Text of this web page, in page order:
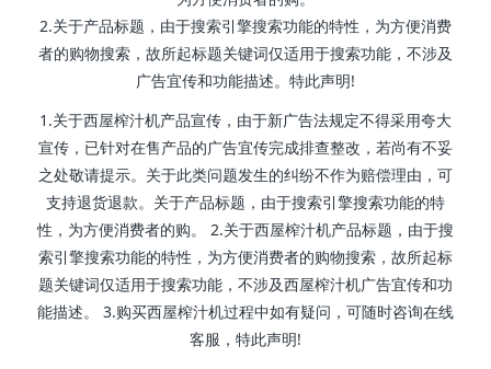
2.关于产品标题，由于搜索引擎搜索功能的特性，为方便消费
者的购物搜索，故所起标题关键词仅适用于搜索功能，不涉及
广告宜传和功能描述。特此声明!
1.关于西屋榨汁机产品宣传，由于新广告法规定不得采用夸大
宣传，已针对在售产品的广告宜传完成排查整改，若尚有不妥
之处敬请提示。关于此类问题发生的纠纷不作为赔偿理由，可
支持退货退款。关于产品标题，由于搜索引擎搜索功能的特
性，为方便消费者的购。 2.关于西屋榨汁机产品标题，由于搜
索引擎搜索功能的特性，为方便消费者的购物搜索，故所起标
题关键词仅适用于搜索功能，不涉及西屋榨汁机广告宜传和功
能描述。 3.购买西屋榨汁机过程中如有疑问，可随时咨询在线
客服，特此声明!